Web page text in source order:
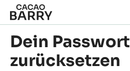
Skip to main content
Dein Passwort
zurücksetzen